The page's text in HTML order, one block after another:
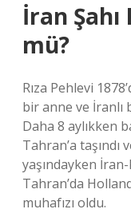
İran Şahı
mü?
Rıza Pehlevi
bir anne ve İranlı
Daha 8 aylıkken
Tahran’a taşındı
yaşındayken
Tahran’da
muhafızı oldu.